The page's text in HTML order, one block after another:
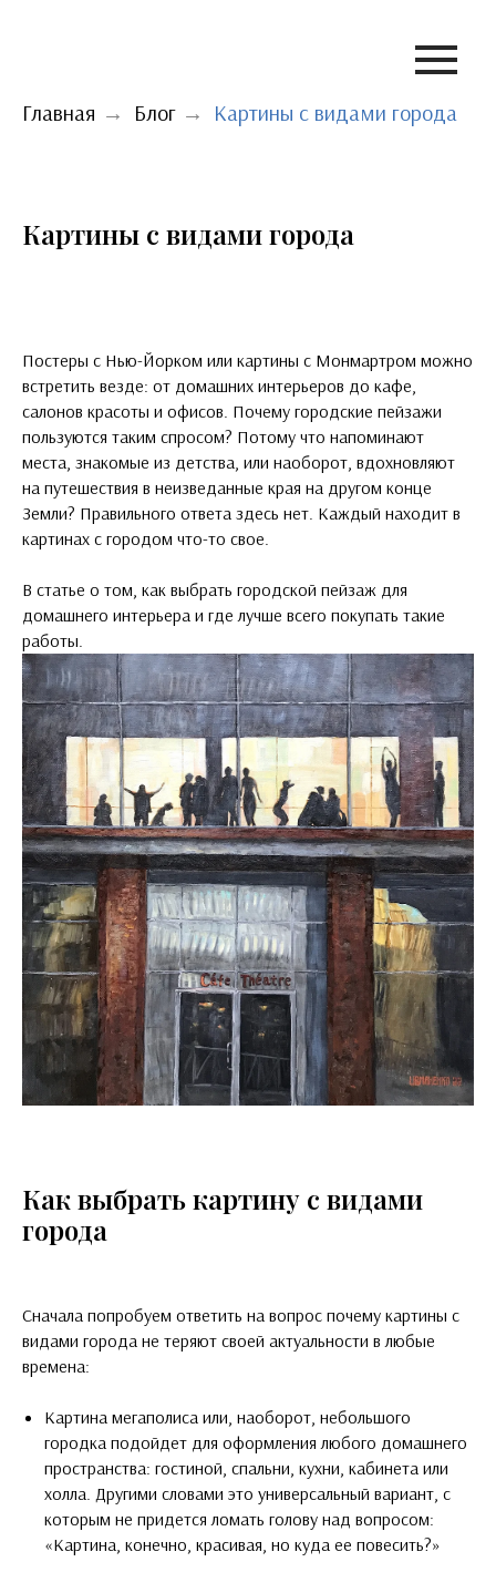
Главная → Блог → Картины с видами города
Картины с видами города
Постеры с Нью-Йорком или картины с Монмартром можно
встретить везде: от домашних интерьеров до кафе,
салонов красоты и офисов. Почему городские пейзажи
пользуются таким спросом? Потому что напоминают
места, знакомые из детства, или наоборот, вдохновляют
на путешествия в неизведанные края на другом конце
Земли? Правильного ответа здесь нет. Каждый находит в
картинах с городом что-то свое.
В статье о том, как выбрать городской пейзаж для
домашнего интерьера и где лучше всего покупать такие
работы.
Как выбрать картину с видами
города
Сначала попробуем ответить на вопрос почему картины с
видами города не теряют своей актуальности в любые
времена:
Картина мегаполиса или, наоборот, небольшого
городка подойдет для оформления любого домашнего
пространства: гостиной, спальни, кухни, кабинета или
холла. Другими словами это универсальный вариант, с
которым не придется ломать голову над вопросом:
«Картина, конечно, красивая, но куда ее повесить?»